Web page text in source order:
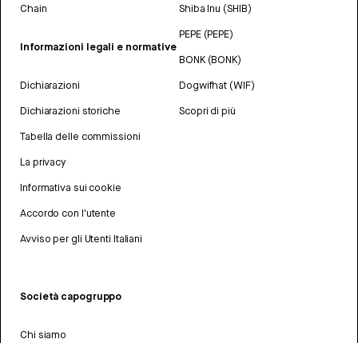
Chain
Informazioni legali e normative
Dichiarazioni
Dichiarazioni storiche
Tabella delle commissioni
La privacy
Informativa sui cookie
Accordo con l'utente
Avviso per gli Utenti Italiani
Shiba Inu (SHIB)
PEPE (PEPE)
BONK (BONK)
Dogwifhat (WIF)
Scopri di più
Società capogruppo
Chi siamo